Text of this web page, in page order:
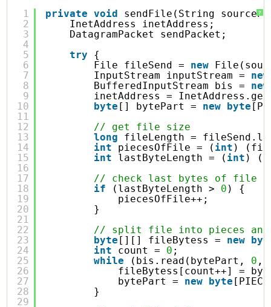
?
1
2
3
4
5
6
7
8
9
10
11
12
13
14
15
16
17
18
19
20
21
22
23
24
25
26
27
28
29
private void
sendFile(String
InetAddress inetAddress;
DatagramPacket sendPacket;
try
{
File fileSend = new
InputStream inputStream = new
BufferedInputStream bis = new
inetAddress =
byte [] bytePart = new byte
// get file size
long
fileLength =
int
piecesOfFile = ( int )
int
lastByteLength = ( int )
// check last bytes of file
if
(lastByteLength > 0 ) {
piecesOfFile++;
}
// split file into pieces and
byte [][] fileBytess = new
int
count = 0 ;
while
(bis.read(bytePart, 0 ,
fileBytess[count++] =
bytePart = new byte
}